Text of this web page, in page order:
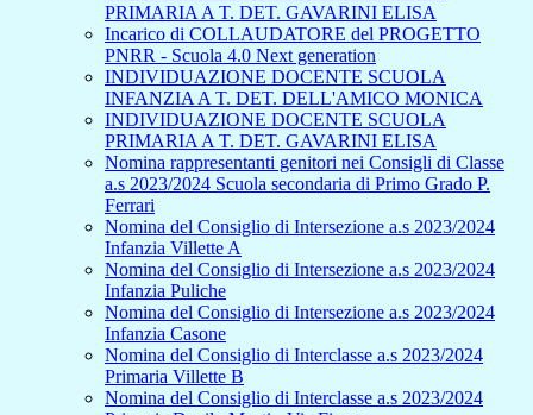
PRIMARIA A T. DET. GAVARINI ELISA
Incarico di COLLAUDATORE del PROGETTO
PNRR - Scuola 4.0 Next generation
INDIVIDUAZIONE DOCENTE SCUOLA
INFANZIA A T. DET. DELL'AMICO MONICA
INDIVIDUAZIONE DOCENTE SCUOLA
PRIMARIA A T. DET. GAVARINI ELISA
Nomina rappresentanti genitori nei Consigli di Classe
a.s 2023/2024 Scuola secondaria di Primo Grado P.
Ferrari
Nomina del Consiglio di Intersezione a.s 2023/2024
Infanzia Villette A
Nomina del Consiglio di Intersezione a.s 2023/2024
Infanzia Puliche
Nomina del Consiglio di Intersezione a.s 2023/2024
Infanzia Casone
Nomina del Consiglio di Interclasse a.s 2023/2024
Primaria Villette B
Nomina del Consiglio di Interclasse a.s 2023/2024